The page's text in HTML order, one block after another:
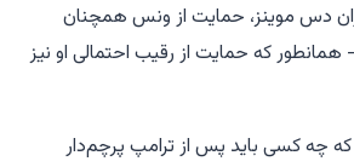
دس موینز، حمایت از ونس همچنان
که حمایت از رقیب احتمالی او نیز
چه کسی باید پس از ترامپ پرچم‌دار